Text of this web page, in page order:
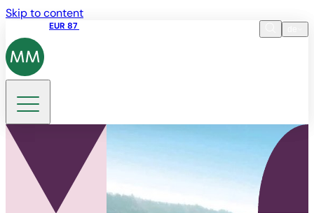
Skip to content
EUR 87
DE
Suche